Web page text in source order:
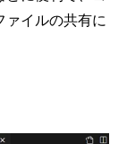
ァイルの共有に